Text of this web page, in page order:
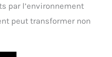
par l’environnement
peut transformer non